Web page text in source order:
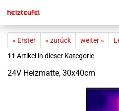
« Erster « zurück weiter »
11 Artikel in dieser Kategorie
24V Heiz­mat­te, 30x40cm